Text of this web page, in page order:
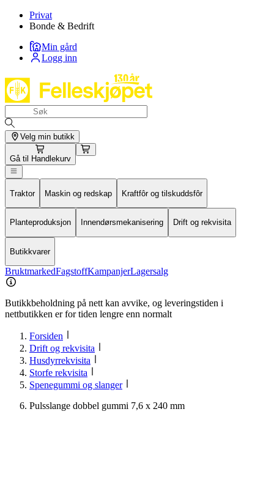
Privat
Bonde & Bedrift
Min gård
Logg inn
Velg min butikk
Gå til Handlekurv
Traktor Maskin og redskap Kraftfôr og tilskuddsfôr
Planteproduksjon Innendørsmekanisering Drift og rekvisita
Butikkvarer
BruktmarkedFagstoffKampanjerLagersalg
Butikkbeholdning på nett kan avvike, og leveringstiden i
nettbutikken er for tiden lengre enn normalt
Forsiden
Drift og rekvisita
Husdyrrekvisita
Storfe rekvisita
Spenegummi og slanger
Pulsslange dobbel gummi 7,6 x 240 mm